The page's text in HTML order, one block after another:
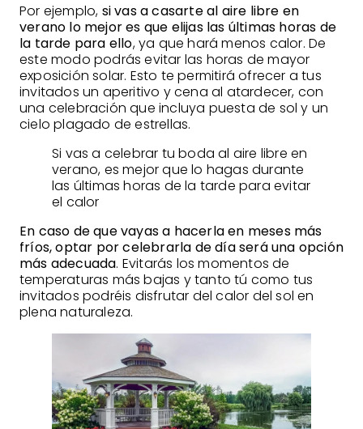
Por ejemplo, si vas a casarte al aire libre en
verano lo mejor es que elijas las últimas horas de
la tarde para ello, ya que hará menos calor. De
este modo podrás evitar las horas de mayor
exposición solar. Esto te permitirá ofrecer a tus
invitados un aperitivo y cena al atardecer, con
una celebración que incluya puesta de sol y un
cielo plagado de estrellas.
Si vas a celebrar tu boda al aire libre en
verano, es mejor que lo hagas durante
las últimas horas de la tarde para evitar
el calor
En caso de que vayas a hacerla en meses más
fríos, optar por celebrarla de día será una opción
más adecuada. Evitarás los momentos de
temperaturas más bajas y tanto tú como tus
invitados podréis disfrutar del calor del sol en
plena naturaleza.